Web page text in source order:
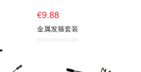
€9.88
金属发箍套装
@dealmoon.de